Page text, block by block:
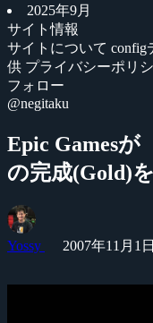
2025年9月
サイト情報
サイトについて config
供 プライバシーポリ
フォロー
@negitaku
Epic Gamesが
の完成(Gold)
Yossy 2007年11月1